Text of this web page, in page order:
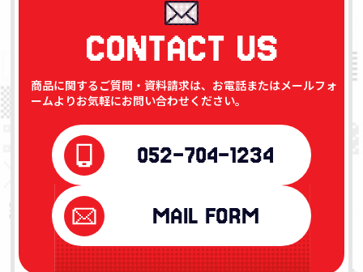
CONTACT US
商品に関するご質問・資料請求は、お電話またはメールフォ
ームよりお気軽にお問い合わせください。
052-704-1234
MAIL FORM